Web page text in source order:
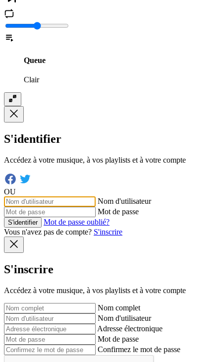
Queue
Clair
S'identifier
Accédez à votre musique, à vos playlists et à votre compte
OU
Nom d'utilisateur
Mot de passe
S'identifier
Mot de passe oublié?
Vous n'avez pas de compte? S'inscrire
S'inscrire
Accédez à votre musique, à vos playlists et à votre compte
Nom complet
Nom d'utilisateur
Adresse électronique
Mot de passe
Confirmez le mot de passe